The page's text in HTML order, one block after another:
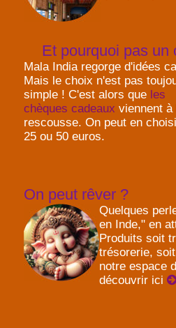
Et pourquoi pas un
Mala India regorge d'idées
Mais le choix n'est pas
simple ! C'est alors que les
chèques cadeaux viennent à
rescousse. On peut en
25 ou 50 euros.
On peut rêver ?
Quelques
en Inde," en
Produits soit
trésorerie,
notre espace
découvrir ici